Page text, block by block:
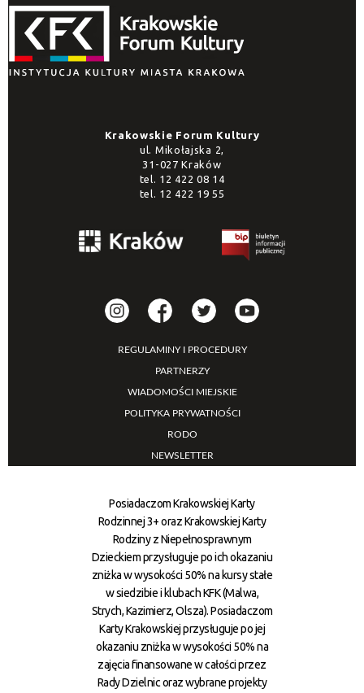
Krakowskie Forum Kultury
ul. Mikołajska 2,
31-027 Kraków
tel. 12 422 08 14
tel. 12 422 19 55
REGULAMINY I PROCEDURY
PARTNERZY
WIADOMOŚCI MIEJSKIE
POLITYKA PRYWATNOŚCI
RODO
NEWSLETTER
Posiadaczom Krakowskiej Karty
Rodzinnej 3+ oraz Krakowskiej Karty
Rodziny z Niepełnosprawnym
Dzieckiem przysługuje po ich okazaniu
zniżka w wysokości 50% na kursy stałe
w siedzibie i klubach KFK (Malwa,
Strych, Kazimierz, Olsza). Posiadaczom
Karty Krakowskiej przysługuje po jej
okazaniu zniżka w wysokości 50% na
zajęcia finansowane w całości przez
Rady Dzielnic oraz wybrane projekty